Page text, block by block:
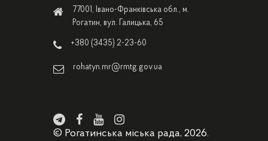
77001, Івано-Франківська обл., м.
Рогатин, вул. Галицька, 65
+380 (3435) 2-23-60
rohatyn.mr@rmtg.gov.ua
© Рогатинська міська рада, 2026.